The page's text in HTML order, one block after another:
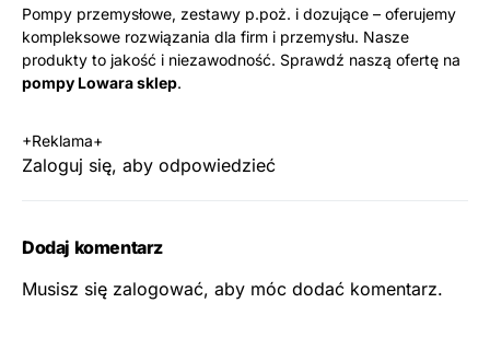
Pompy przemysłowe, zestawy p.poż. i dozujące – oferujemy
kompleksowe rozwiązania dla firm i przemysłu. Nasze
produkty to jakość i niezawodność. Sprawdź naszą ofertę na
pompy Lowara sklep.
+Reklama+
Zaloguj się, aby odpowiedzieć
Dodaj komentarz
Musisz się zalogować, aby móc dodać komentarz.